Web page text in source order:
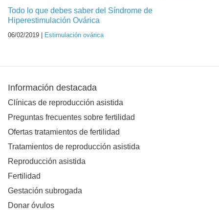
Todo lo que debes saber del Síndrome de
Hiperestimulación Ovárica
06/02/2019 | Estimulación ovárica
Información destacada
Clínicas de reproducción asistida
Preguntas frecuentes sobre fertilidad
Ofertas tratamientos de fertilidad
Tratamientos de reproducción asistida
Reproducción asistida
Fertilidad
Gestación subrogada
Donar óvulos